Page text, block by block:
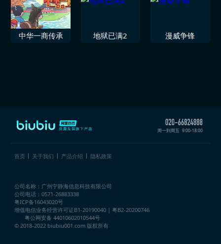
中华一商传承 地狱已满2 漫威争锋
周一到周五 9:00-18:00
首页 关于我们 产品介绍 隐私政策
公司名称：广州宁静海信息科技有限公司
公司电话：0571-26883338
粤ICP备16043020号
增值电信业务经营许可证B1-20190040 | 粤B2-20200746
粤公网安备 44010602010544号
© 2018-2022 biubiu001.com 版权所有